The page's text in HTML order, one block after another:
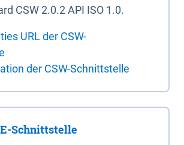
CSW 2.0.2 API ISO 1.0.
URL der CSW-
der CSW-Schnittstelle
Schnittstelle